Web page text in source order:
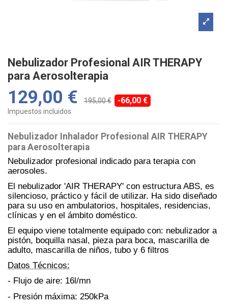
Nebulizador Profesional AIR THERAPY
para Aerosolterapia
129,00 € 195,00 € -66,00 €
Impuestos incluidos
Nebulizador Inhalador Profesional AIR THERAPY
para Aerosolterapia
Nebulizador profesional indicado para terapia con
aerosoles.
El nebulizador 'AIR THERAPY' con estructura ABS, es
silencioso, práctico y fácil de utilizar. Ha sido diseñado
para su uso en ambulatorios, hospitales, residencias,
clínicas y en el ámbito doméstico.
El equipo viene totalmente equipado con: nebulizador a
pistón, boquilla nasal, pieza para boca, mascarilla de
adulto, mascarilla de niños, tubo y 6 filtros
Datos Técnicos:
- Flujo de aire: 16l/mn
- Presión máxima: 250kPa